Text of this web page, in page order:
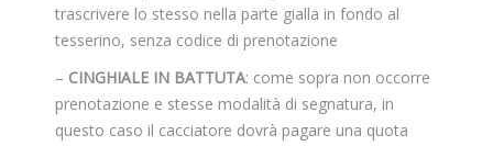
trascrivere lo stesso nella parte gialla in fondo al
tesserino, senza codice di prenotazione
– CINGHIALE IN BATTUTA: come sopra non occorre
prenotazione e stesse modalità di segnatura, in
questo caso il cacciatore dovrà pagare una quota